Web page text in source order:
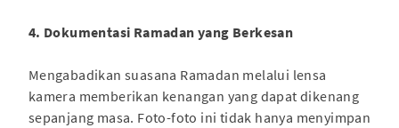
4. Dokumentasi Ramadan yang Berkesan
Mengabadikan suasana Ramadan melalui lensa
kamera memberikan kenangan yang dapat dikenang
sepanjang masa. Foto-foto ini tidak hanya menyimpan